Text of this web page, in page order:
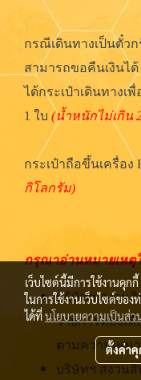
กรณีเดินทางเป็นตั๋ว
สามารถขอคืนเงินไ
ได้กระเป๋าเดินทางเ
1 ใบ (น้ำหนักไม่เกิน
กระเป๋าถือขึ้นเครื่อง
กิโลกรัม)
กรุณาอ่านหมายเหตุ
บริษัทฯ สงวนสิ
รายการท่องเที่
ตามความเหม
บริษัทฯ สงวนสิ
เว็บไซต์นี้มีการใช้งานคุ
ในการใช้งานเว็บไซต์ขอ
ได้ที่นโยบายความเป็นส่ว
ตั้งค่าคุ